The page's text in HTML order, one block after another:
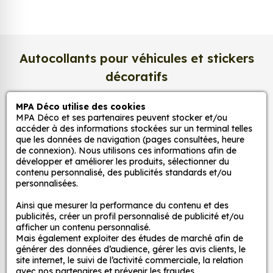
surface lisse au toucher, et une fidélité des teintes
incomparable. Vos créations conservent tout leur
éclat, sans reflets gênants ni décoloration due à la
Une impression photo professionnelle
haute définition
Chaque affiche est produite avec desencres
pigmentaires de dernière génération, offrant un
rendu d’image précis et durable. Nos imprimantes
fidèlement les couleurs de votre fichier, qu’il
s’agisse d’unephoto, d’une illustration
vectorielle ou d’une affiche d’art.
Résolution d’impression jusqu’à 2400 dpi
Autocollants pour véhicules et stickers
décoratifs
MPA Déco
Nos services
Nos sites
Mon Compte
Aide
MPA Déco utilise des cookies
MPA Déco et ses partenaires peuvent stocker et/ou
accéder à des informations stockées sur un terminal telles
que les données de navigation (pages consultées, heure
de connexion). Nous utilisons ces informations afin de
développer et améliorer les produits, sélectionner du
contenu personnalisé, des publicités standards et/ou
personnalisées.
Ainsi que mesurer la performance du contenu et des
publicités, créer un profil personnalisé de publicité et/ou
afficher un contenu personnalisé.
Mais également exploiter des études de marché afin de
générer des données d’audience, gérer les avis clients, le
site internet, le suivi de l’activité commerciale, la relation